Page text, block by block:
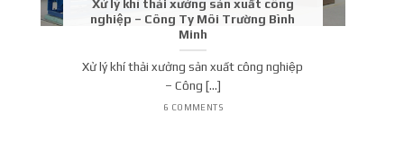
Xử lý khí thải xưởng sản xuất công
nghiệp – Công Ty Môi Trường Bình
Minh
Xử lý khí thải xưởng sản xuất công nghiệp
– Công [...]
6 COMMENTS